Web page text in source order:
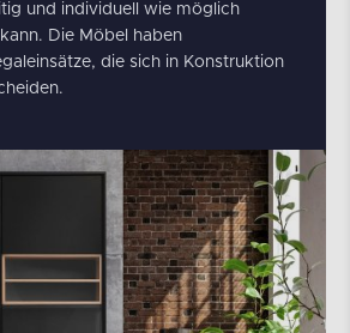
und individuell wie möglich
Die Möbel haben
die sich in Konstruktion